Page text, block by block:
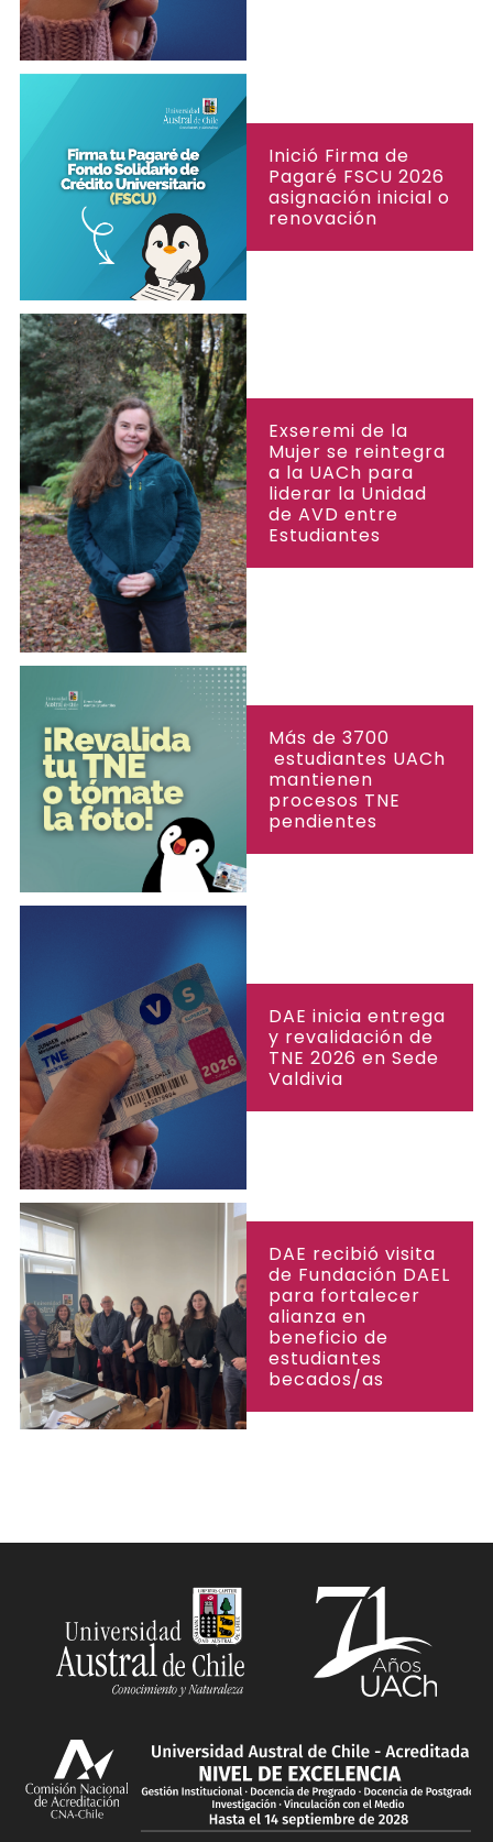
Inició Firma de
Pagaré FSCU 2026
asignación inicial o
renovación
Exseremi de la
Mujer se reintegra
a la UACh para
liderar la Unidad
de AVD entre
Estudiantes
Más de 3700
estudiantes UACh
mantienen
procesos TNE
pendientes
DAE inicia entrega
y revalidación de
TNE 2026 en Sede
Valdivia
DAE recibió visita
de Fundación DAEL
para fortalecer
alianza en
beneficio de
estudiantes
becados/as